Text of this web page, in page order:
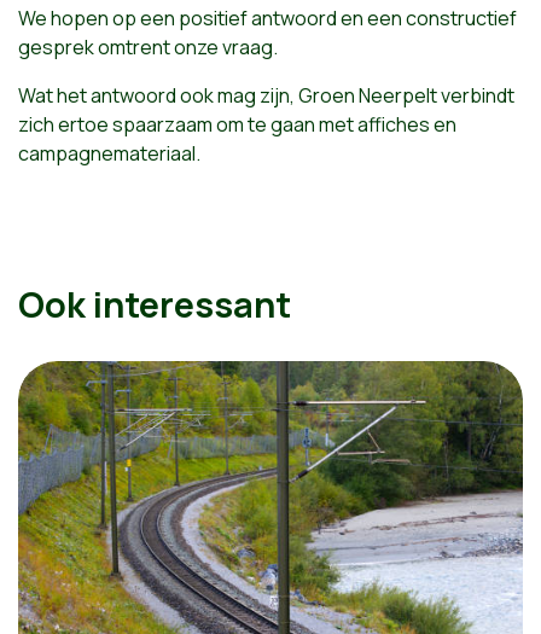
We hopen op een positief antwoord en een constructief
gesprek omtrent onze vraag.
Wat het antwoord ook mag zijn, Groen Neerpelt verbindt
zich ertoe spaarzaam om te gaan met affiches en
campagnemateriaal.
Ook interessant